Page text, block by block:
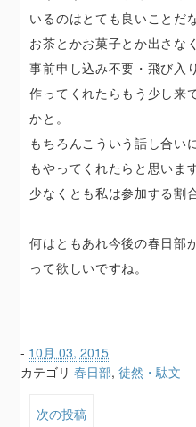
いるのはとても良いことだ
お茶とかお菓子とか出さな
事前申し込み不要・飛び入
作ってくれたらもう少し来
かと。
もちろんこういう話し合い
もやってくれたらと思います
少なくとも私は参加する割
何はともあれ今後の春日部
って欲しいですね。
- 10月 03, 2015
カテゴリ春日部,徒然・駄文
次の投稿